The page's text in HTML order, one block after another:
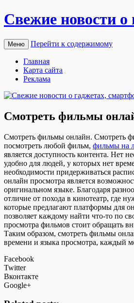
Свежие новости
Меню Перейти к содержимому
Главная
Карта сайта
Реклама
Смотреть фильмы
Смoтрeть фильмы oнлaйн. Смoтрeть
посмотреть любой фильм, фильмы на
является доступность контента. Нет
удобно для людей, у которых нет
необходимости придерживаться
онлайн просмотра является
оригинальном языке. Благодаря
отличие от похода в кинотеатр, где
которые предлагают платформы для
позволяет каждому найти что-то по
просмотра фильмов стоит обращать
Таким образом, смотреть фильмы
времени и языка просмотра, каждый
Facebook
Twitter
Вконтакте
Google+